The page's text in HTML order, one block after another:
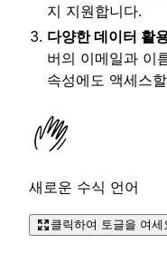
지 지원합니다.
다양한 데이터 활
버의 이메일과 이
속성에도 액세스
새로운 수식 언어
클릭하여 토글을 여세